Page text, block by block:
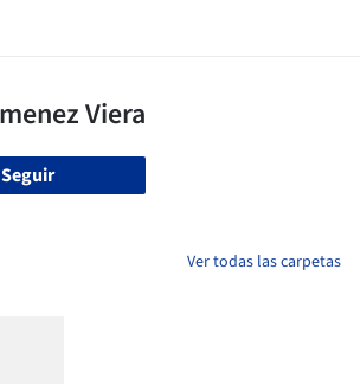
Seguir
Ver todas las carpetas